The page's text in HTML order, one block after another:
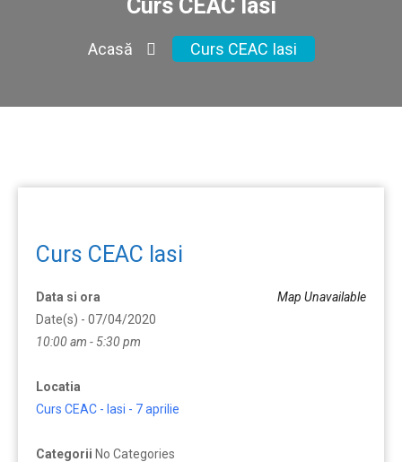
Curs CEAC Iasi
Acasă Curs CEAC Iasi
Curs CEAC Iasi
Map Unavailable
Data si ora
Date(s) - 07/04/2020
10:00 am - 5:30 pm
Locatia
Curs CEAC - Iasi - 7 aprilie
Categorii No Categories